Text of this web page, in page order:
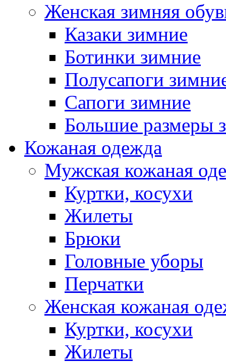
Женская зимняя
Казаки зимние
Ботинки зимние
Полусапоги
Сапоги зимние
Большие размеры
Кожаная одежда
Мужская кожаная
Куртки, косухи
Жилеты
Брюки
Головные уборы
Перчатки
Женская кожаная
Куртки, косухи
Жилеты